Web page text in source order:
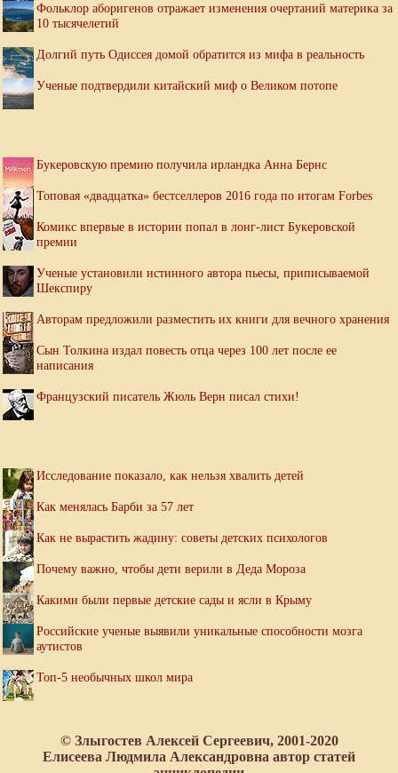
Фольклор аборигенов отражает изменения очертаний материка за
10 тысячелетий
Долгий путь Одиссея домой обратится из мифа в реальность
Ученые подтвердили китайский миф о Великом потопе
Букеровскую премию получила ирландка Анна Бернс
Топовая «двадцатка» бестселлеров 2016 года по итогам Forbes
Комикс впервые в истории попал в лонг-лист Букеровской
премии
Ученые установили истинного автора пьесы, приписываемой
Шекспиру
Авторам предложили разместить их книги для вечного хранения
Сын Толкина издал повесть отца через 100 лет после ее
написания
Французский писатель Жюль Верн писал стихи!
Исследование показало, как нельзя хвалить детей
Как менялась Барби за 57 лет
Как не вырастить жадину: советы детских психологов
Почему важно, чтобы дети верили в Деда Мороза
Какими были первые детские сады и ясли в Крыму
Российские ученые выявили уникальные способности мозга
аутистов
Топ-5 необычных школ мира
© Злыгостев Алексей Сергеевич, 2001-2020
Елисеева Людмила Александровна автор статей